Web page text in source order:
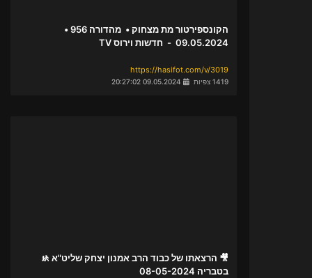
הקונספירטור מת מצחוק • מהדורה 956 •
09.05.2024 - חדשות וירוס TV
https://hasifot.com/v/3019
1419 צפיות
🎥 הרצאתו של כבוד הרב אמנון יצחק שליט"א 🚸
בטבריה 08-05-2024